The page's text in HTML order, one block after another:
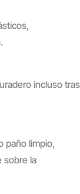
incluso tras
paño limpio,
sobre la